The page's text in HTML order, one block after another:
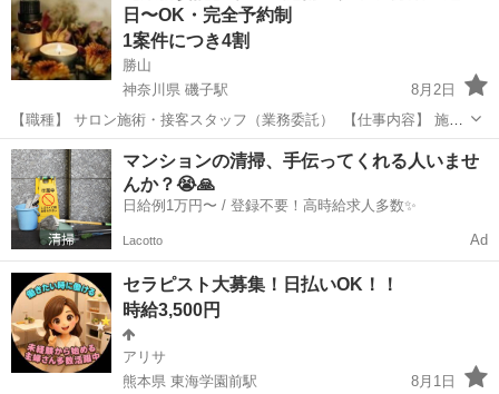
トさんに一括でご連絡い...日〜OK・完全予約制
1案件につき4割
勝山
神奈川県 磯子駅
8月2日
【職種】 サロン施術・接客スタッフ（業務委託） 【仕事内容】 施術
および接客・受付業務全般 【勤務時間・シフト】 平日 11:00～
15:00（※事前予約制） 前日までに予約が入った日時のみご出勤いた
だく...
神奈川 横浜市 セラピスト スタッフ
マンションの清掃、手伝ってくれる人いませ
んか？😭🙏
日給例1万円〜 / 登録不要！高時給求人多数✨
Lacotto Ad
セラピスト大募集！日払いOK！！
時給3,500円
アリサ
熊本県 東海学園前駅
8月1日